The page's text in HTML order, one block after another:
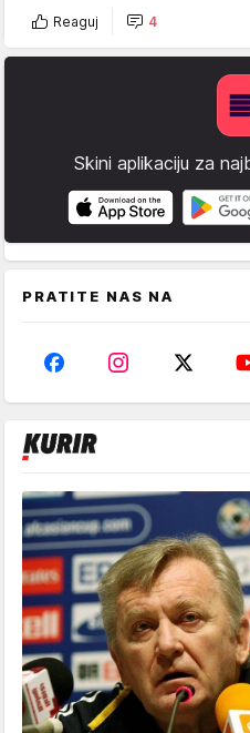
Reaguj 4
Skini aplikaciju za
PRATITE NAS NA